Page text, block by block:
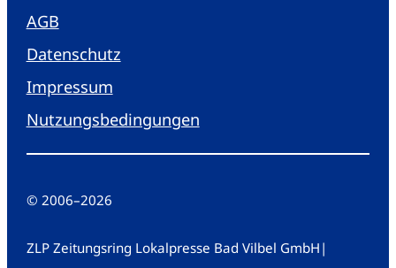
AGB
Datenschutz
Impressum
Nutzungsbedingungen
© 2006–2026
ZLP Zeitungsring Lokalpresse Bad Vilbel GmbH |